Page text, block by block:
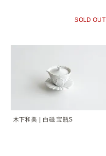
SOLD OUT
木下和美｜白磁 宝瓶S